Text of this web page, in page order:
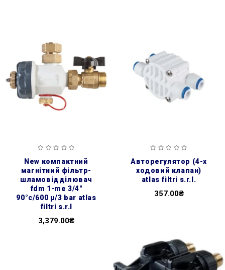
new компактний
магнітний фільтр-
шламовідділювач
fdm 1-me 3/4″
90°c/600 μ/3 bar atlas
filtri s.r.l
3,379.00₴
авторегулятор (4-х
ходовий клапан)
atlas filtri s.r.l.
357.00₴